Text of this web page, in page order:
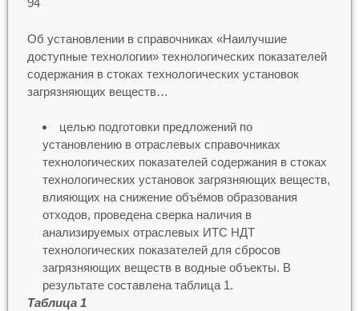
94
Об установлении в справочниках «Наилучшие
доступные технологии» технологических показателей
содержания в стоках технологических установок
загрязняющих веществ…
целью подготовки предложений по
установлению в отраслевых справочниках
технологических показателей содержания в стоках
технологических установок загрязняющих веществ,
влияющих на снижение объёмов образования
отходов, проведена сверка наличия в
анализируемых отраслевых ИТС НДТ
технологических показателей для сбросов
загрязняющих веществ в водные объекты. В
результате составлена таблица 1.
Таблица 1